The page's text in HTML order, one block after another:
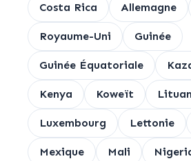
Costa Rica Allemagne
Royaume-Uni Guinée
Guinée Équatoriale
Kenya Koweït
Luxembourg Lettonie
Mexique Mali